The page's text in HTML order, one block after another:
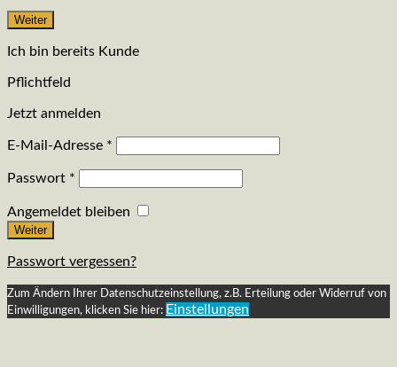
Weiter
Ich bin bereits Kunde
Pflichtfeld
Jetzt anmelden
E-Mail-Adresse *
Passwort *
Angemeldet bleiben
Weiter
Passwort vergessen?
Zum Ändern Ihrer Datenschutzeinstellung, z.B. Erteilung oder Widerruf von
Einwilligungen, klicken Sie hier: Einstellungen